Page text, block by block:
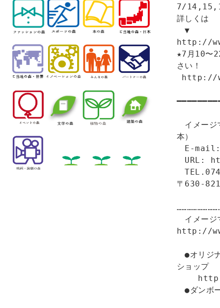
7/
詳しくは
▼
http://
★7月10〜
さい！
イメージ
本）
E-mail:
URL:
〒630-
イメージ
http://
●オリジ
ショップ
http://
●ダンボ